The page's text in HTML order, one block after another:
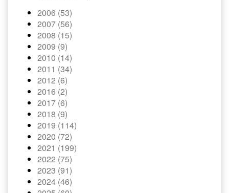
2006 (53)
2007 (56)
2008 (15)
2009 (9)
2010 (14)
2011 (34)
2012 (6)
2016 (2)
2017 (6)
2018 (9)
2019 (114)
2020 (72)
2021 (199)
2022 (75)
2023 (91)
2024 (46)